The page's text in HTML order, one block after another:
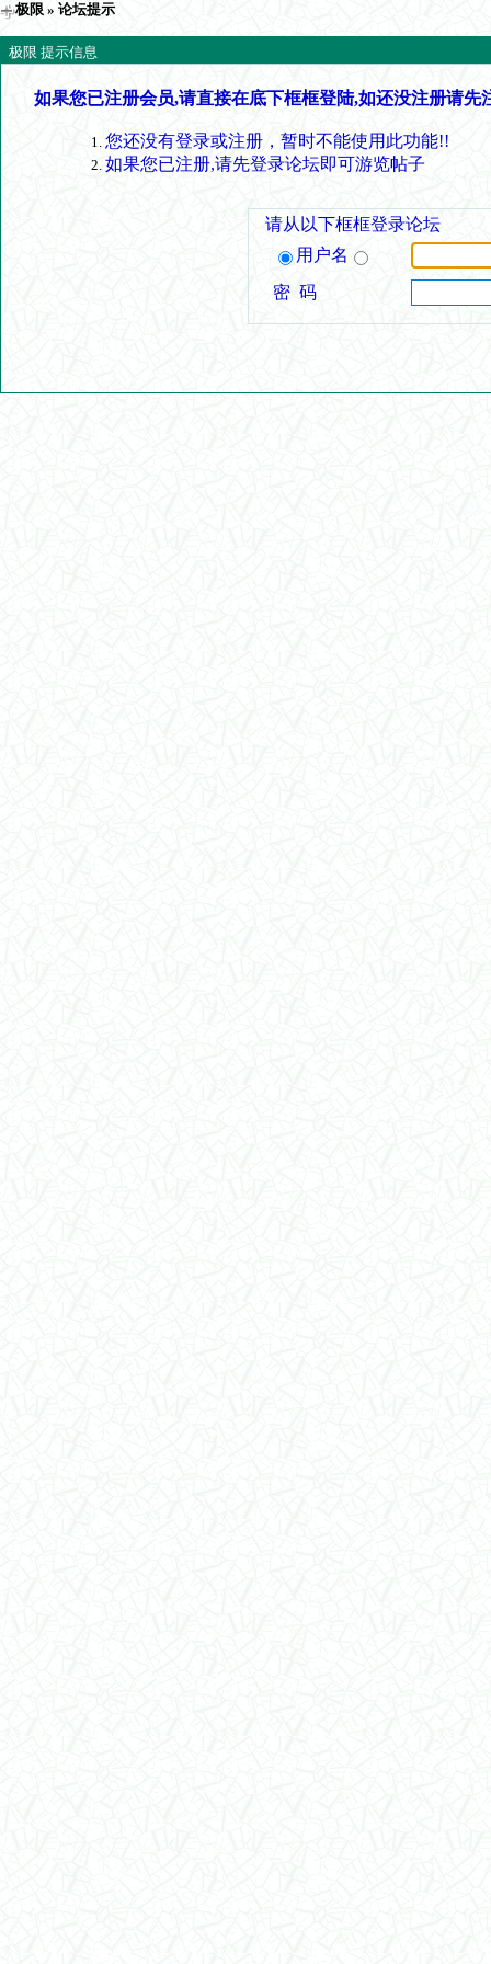
极限 » 论坛提示
极限 提示信息
如果您已注册会员,请直接在底下框框登陆,如还没注册请先
您还没有登录或注册，暂时不能使用此功能!!
如果您已注册,请先登录论坛即可游览帖子
请从以下框框登录论坛
用户名
密 码